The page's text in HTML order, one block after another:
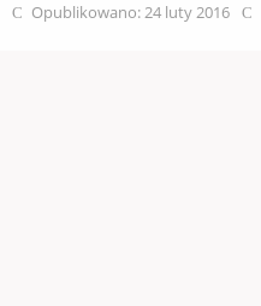
Opublikowano: 24 luty 2016